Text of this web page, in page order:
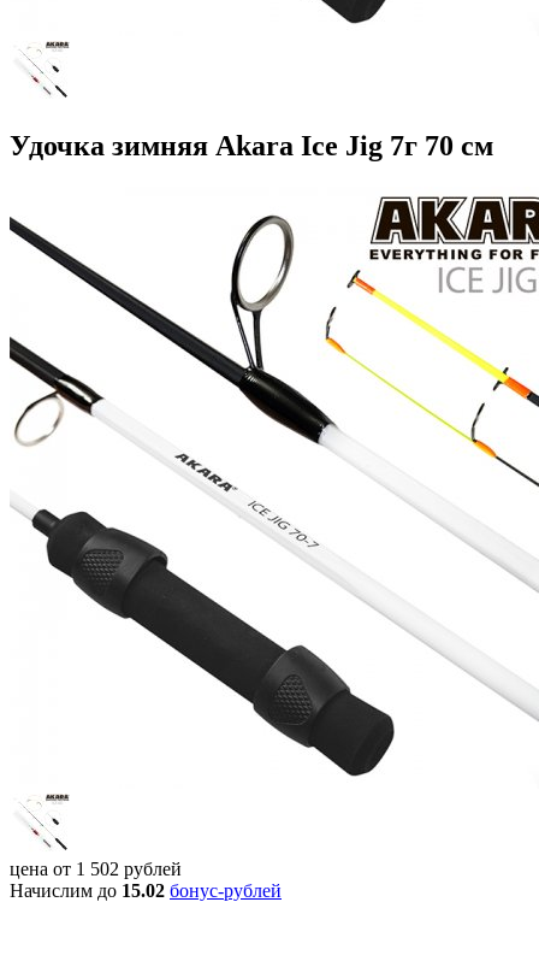
Удочка зимняя Akara Ice Jig 7г 70 см
цена от 1 502 рублей
Начислим до 15.02 бонус-рублей